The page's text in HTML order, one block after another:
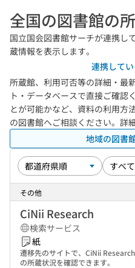
全国の図書館の
国立国会図書館サーチが連携し
蔵情報を表示します。
連携して
所蔵館、利用可否等の詳細・最
ト・データベースで直接ご確認
とが可能かなど、資料の利用方
の図書館へご相談ください。詳
地域の図書
その他
CiNii Research
検索サービス
紙
遷移先のサイトで、CiNii
の所蔵状況を確認できます。